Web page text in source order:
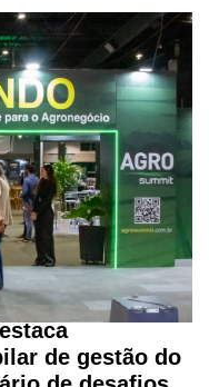
de gestão do